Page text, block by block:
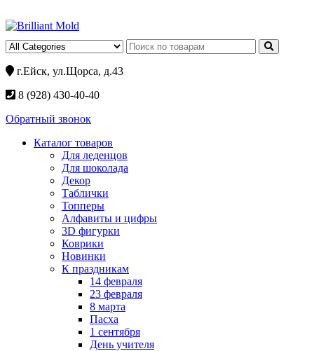
г.Ейск, ул.Щорса, д.43
8 (928) 430-40-40
Обратный звонок
Каталог товаров
Для леденцов
Для шоколада
Декор
Таблички
Топперы
Алфавиты и цифры
3D фигурки
Коврики
Новинки
К праздникам
14 февраля
23 февраля
8 марта
Пасха
1 сентября
День учителя